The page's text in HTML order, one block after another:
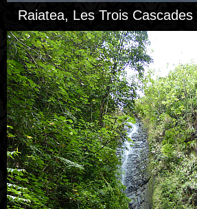
Raiatea, Les Trois